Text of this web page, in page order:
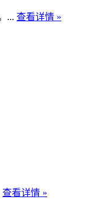
... 查看详情 »
查看详情 »